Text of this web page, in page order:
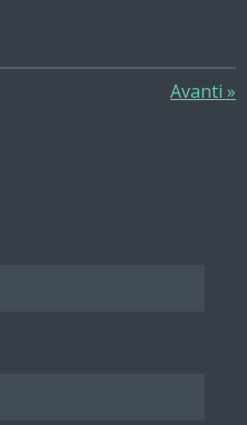
Avanti »